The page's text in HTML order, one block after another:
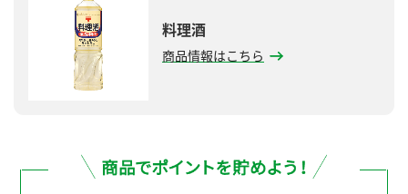
料理酒
商品情報はこちら